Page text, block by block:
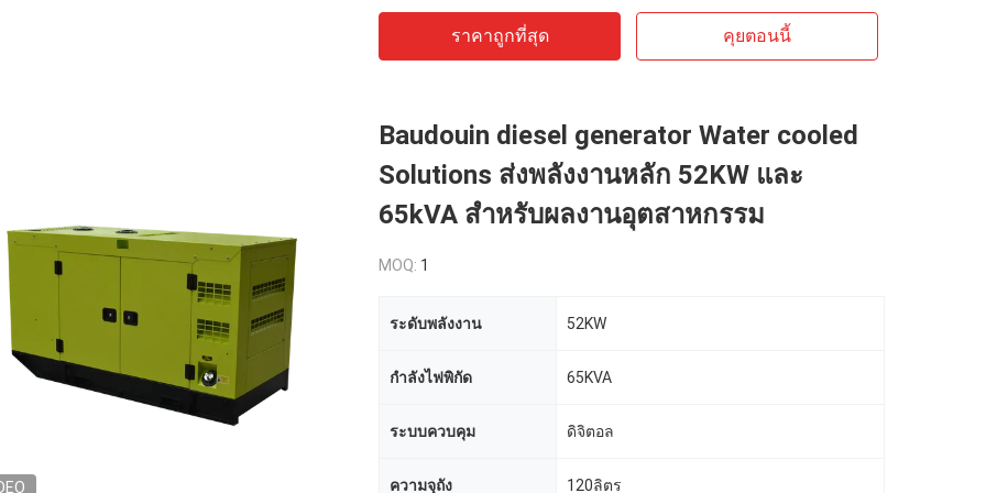
ราคาถูกที่สุด คุยตอนนี้
Baudouin diesel generator Water cooled
Solutions ส่งพลังงานหลัก 52KW และ
65kVA สําหรับผลงานอุตสาหกรรม
MOQ: 1
ระดับพลังงาน 52KW
กำลังไฟพิกัด 65KVA
ระบบควบคุม ดิจิตอล
ความจุถัง 120ลิตร